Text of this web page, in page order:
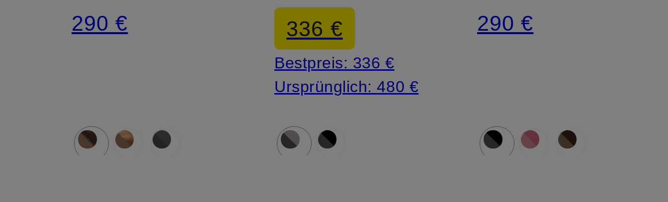
290 €
Schmucksteinen
336 €
Bestpreis: 336 €
Ursprünglich:480 €
290 €